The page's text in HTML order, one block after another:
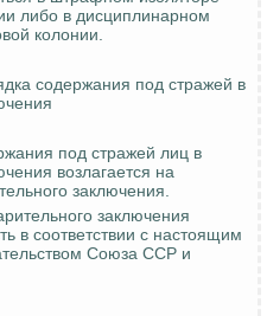
либо в дисциплинарном
колонии.
содержания под стражей в
под стражей лиц в
возлагается на
заключения.
заключения
в соответствии с настоящим
Союза ССР и